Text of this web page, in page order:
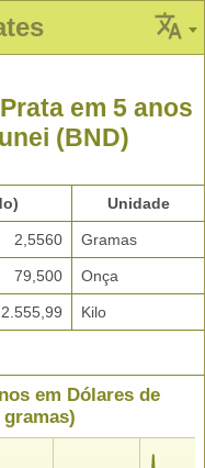
em 5 anos
(BND)
Unidade
2,5560 Gramas
79,500 Onça
2.555,99 Kilo
em Dólares de